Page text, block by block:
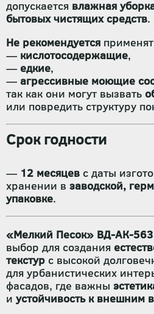
допускается влажная
бытовых чистящих средств.
Не рекомендуется
— кислотосодержащие,
— едкие,
— агрессивные моющие
так как они могут вызвать
или повредить структуру
Срок годности
— 12 месяцев с даты
хранении в заводской,
упаковке.
«Мелкий Песок» ВД-АК-563
выбор для создания
текстур с высокой
для урбанистических
фасадов, где важны
и устойчивость к внешним